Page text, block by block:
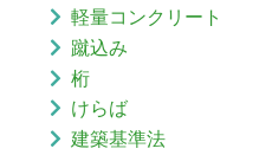
軽量コンクリート
蹴込み
桁
けらば
建築基準法